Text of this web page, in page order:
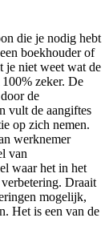
die je nodig hebt
boekhouder of
je niet weet wat de
zeker. De
de
vult de aangiftes
op zich nemen.
werknemer
van
waar het in het
Draait
mogelijk,
Het is een van de